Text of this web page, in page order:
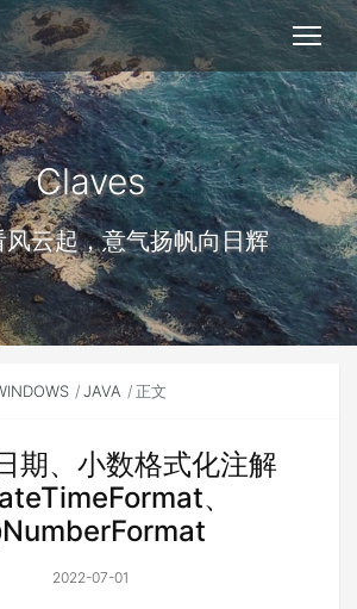
Claves
风云起，意气扬帆向日辉
JAVA 正文
期、小数格式化注解
、
2022-07-01